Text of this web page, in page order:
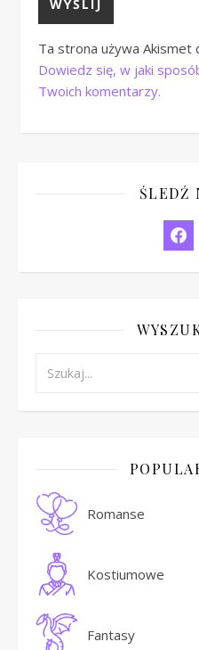
Ta strona używa Akismet
Dowiedz się, w jaki
Twoich komentarzy.
ŚLEDŹ
Romanse
Kostiumowe
Fantasy